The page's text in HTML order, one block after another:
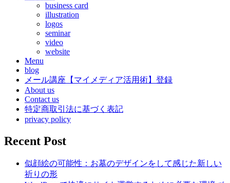
business card
illustration
logos
seminar
video
website
Menu
blog
メール講座【マイメディア活用術】登録
About us
Contact us
特定商取引法に基づく表記
privacy policy
Recent Post
似顔絵の可能性：お墓のデザインをして感じた新しい
祈りの形